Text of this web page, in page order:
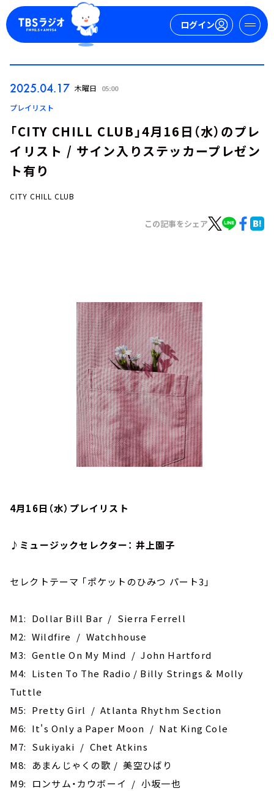
ログイン
YouTube
会社情報
2025.04.17 木曜日 05:00
プレイリスト
「CITY CHILL CLUB」4月16日（水）のプレ
イリスト / サイン入りステッカープレゼン
ト有り
CITY CHILL CLUB
この記事をシェア
4月16日（水）プレイリスト
♪ミュージックセレクター： 井上園子
セレクトテーマ ｢ポケットのひみつ パート3｣
M1: Dollar Bill Bar / Sierra Ferrell
M2: Wildfire / Watchhouse
M3: Gentle On My Mind / John Hartford
M4: ‎Listen To The Radio / Billy Strings & Molly
Tuttle
M5: Pretty Girl / Atlanta Rhythm Section
M6: It's Only a Paper Moon / Nat King Cole
M7: Sukiyaki / Chet Atkins
M8: あまんじゃくの歌 / 美空ひばり
M9: ロンサム・カウボーイ / 小坂一也